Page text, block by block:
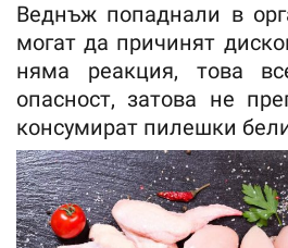
Веднъж попаднали в
могат да причинят
няма реакция, това
опасност, затова не
консумират пилешки